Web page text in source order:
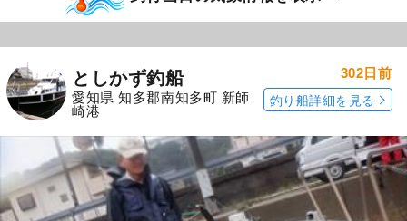
としかず釣船
愛知県 知多郡南知多町 新師
崎港
302日前
釣り船詳細を見る